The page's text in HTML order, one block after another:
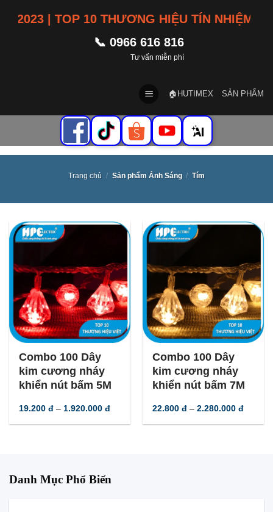
2023 | TOP 10 THƯƠNG HIỆU TÍN NHIỆM
📞 0966 616 816
Tư vấn miễn phí
🏠HUTIMEX SẢN PHẨM
Trang chủ / Sản phẩm Ánh Sáng / Tím
-45%
Combo 100 Dây
kim cương nháy
khiển nút bấm 5M
19.200đ – 1.920.000đKhoảng
từ
-45%
Combo 100 Dây
kim cương nháy
khiển nút bấm 7M
22.800đ – 2.280.000đKhoảng
từ
Danh Mục Phổ Biến